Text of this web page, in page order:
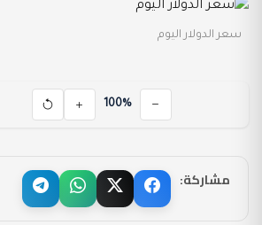
سعر الدولار اليوم
100%
مشاركة: